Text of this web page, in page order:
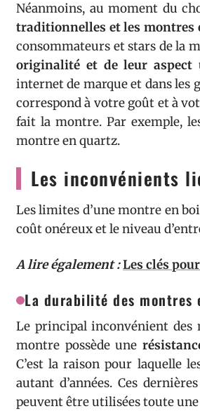
Néanmoins, au moment du
traditionnelles et les montres
consommateurs et stars de la
originalité et de leur aspect
internet de marque et dans les
correspond à votre goût et à
fait la montre. Par exemple,
montre en quartz.
Les inconvénients
Les limites d’une montre en
coût onéreux et le niveau
A lire également :Les clés
La durabilité des montres
Le principal inconvénient des
montre possède une
C’est la raison pour laquelle
autant d’années. Ces
peuvent être utilisées toute une